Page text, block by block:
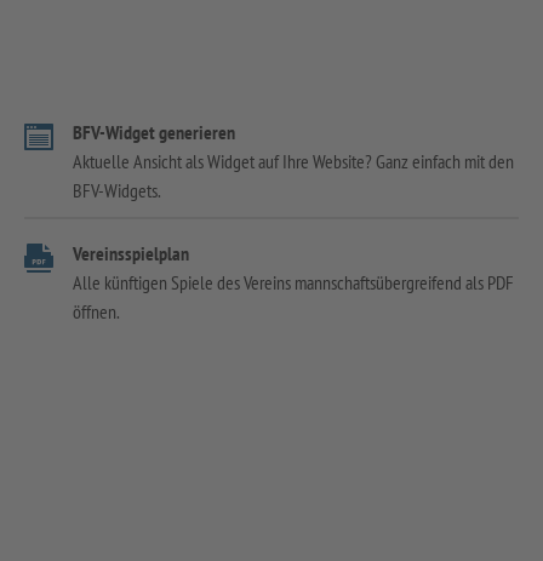
BFV-Widget generieren
Aktuelle Ansicht als Widget auf Ihre Website? Ganz einfach mit den
BFV-Widgets.
Vereinsspielplan
Alle künftigen Spiele des Vereins mannschaftsübergreifend als PDF
öffnen.